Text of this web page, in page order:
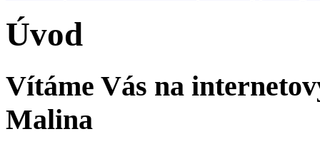
Úvod
Vítáme Vás na
Malina